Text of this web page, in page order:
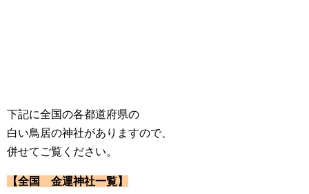
下記に全国の各都道府県の
白い鳥居の神社がありますので、
併せてご覧ください。
【全国 金運神社一覧】